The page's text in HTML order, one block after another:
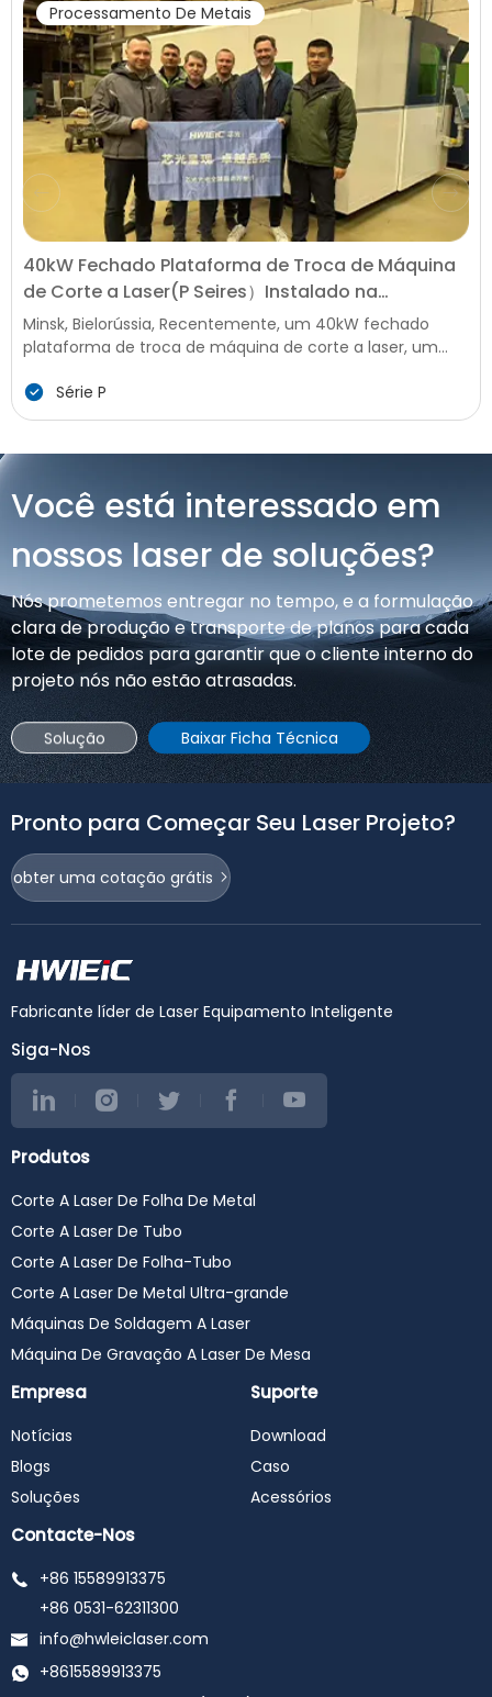
Processamento De Metais
40kW Fechado Plataforma de Troca de Máquina
de Corte a Laser(P Seires）Instalado na
Bielorrússia, Aumentando a produção Local de
Atualização
Minsk, Bielorússia, Recentemente, um 40kW fechado
plataforma de troca de máquina de corte a laser, um
processamento de metais, foi instalado com êxito e
comissionado em uma chave de Empresa de Fabricação
sua capacidade de produção para Belarus " indústria de
de infra-estruturas agrícolas e de fabricação de
Série P
Você está interessado em
nossos laser de soluções?
Nós prometemos entregar no tempo, e a formulação
clara de produção e transporte de planos para cada
lote de pedidos para garantir que o cliente interno do
projeto nós não estão atrasadas.
Solução Baixar Ficha Técnica
Pronto para Começar Seu Laser Projeto?
obter uma cotação grátis
Fabricante líder de Laser Equipamento Inteligente
Siga-Nos
Produtos
Corte A Laser De Folha De Metal
Corte A Laser De Tubo
Corte A Laser De Folha-Tubo
Corte A Laser De Metal Ultra-grande
Máquinas De Soldagem A Laser
Máquina De Gravação A Laser De Mesa
Empresa
Notícias
Blogs
Soluções
Suporte
Download
Caso
Acessórios
Contacte-Nos
+86 15589913375
+86 0531-62311300
info@hwleiclaser.com
+8615589913375